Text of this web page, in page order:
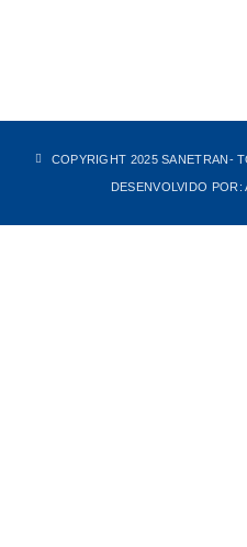
COPYRIGHT 2025 SANETRAN-
DESENVOLVIDO